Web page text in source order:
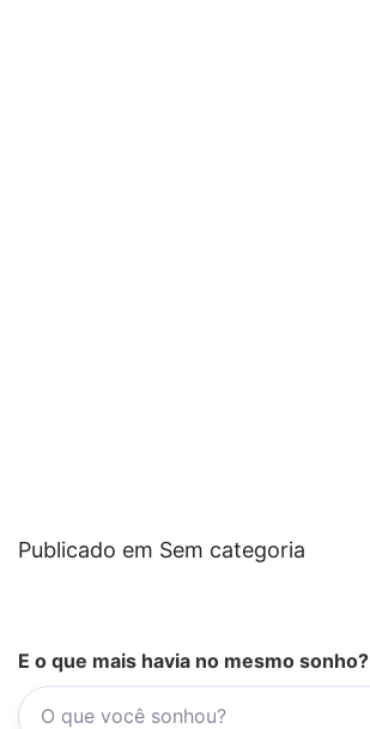
Publicado em Sem categoria
E o que mais havia no mesmo sonho?